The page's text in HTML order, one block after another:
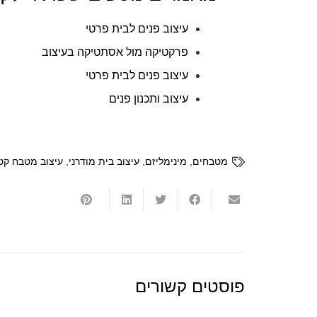
עיצוב פנים לבית פרטי
פרקטיקה מול אסתטיקה בעיצוב
עיצוב פנים לבית פרטי
עיצוב ותכנון פנים
מטבחים מינימליזם עיצוב בית מודרני עיצוב מטבח
פוסטים קשורים